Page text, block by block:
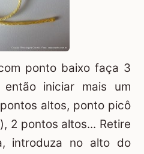
ponto baixo faça 3
iniciar mais um
altos, ponto picô
2 pontos altos... Retire
introduza no alto do